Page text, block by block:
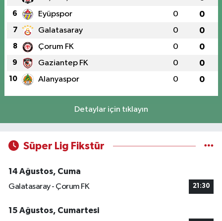
6 Eyüpspor 0 0
7 Galatasaray 0 0
8 Çorum FK 0 0
9 Gaziantep FK 0 0
10 Alanyaspor 0 0
Detaylar için tıklayın
Süper Lig Fikstür
14 Ağustos, Cuma
Galatasaray - Çorum FK
21:30
15 Ağustos, Cumartesi